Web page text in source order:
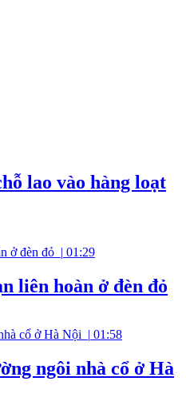
lao vào hàng loạt
| 01:29
liên hoàn ở đèn đỏ
| 01:58
ngôi nhà cổ ở Hà